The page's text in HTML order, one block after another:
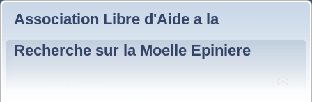
Association Libre d'Aide a la
Recherche sur la Moelle Epiniere